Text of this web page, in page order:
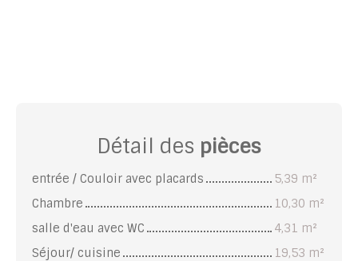
Détail des pièces
entrée / Couloir avec placards
5,39 m²
Chambre
10,30 m²
salle d'eau avec WC
4,31 m²
Séjour/ cuisine
19,53 m²